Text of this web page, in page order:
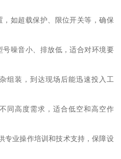
如超载保护、限位开关等，确保
噪音小、排放低，适合对环境要
组装，到达现场后能迅速投入工
同高度需求，适合低空和高空作
专业操作培训和技术支持，保障设